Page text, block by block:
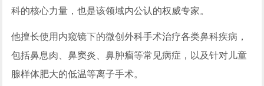
科的核心力量，也是该领域内公认的权威专家。
他擅长使用内窥镜下的微创外科手术治疗各类鼻科疾病，
包括鼻息肉、鼻窦炎、鼻肿瘤等常见病症，以及针对儿童
腺样体肥大的低温等离子手术。